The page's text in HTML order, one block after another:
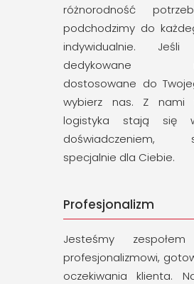
różnorodność
podchodzimy do
indywidualnie. Jeśli
dedykowane
dostosowane do
wybierz nas. Z nami
logistyka stają się
doświadczeniem,
specjalnie dla Ciebie.
Profesjonalizm
Jesteśmy
profesjonalizmowi,
oczekiwania klienta.